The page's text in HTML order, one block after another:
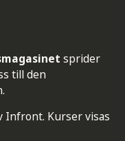
sprider
till den
Infront. Kurser visas